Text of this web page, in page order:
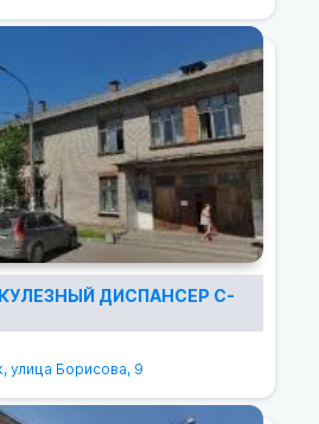
ДИСПАНСЕР С-
улица Борисова, 9